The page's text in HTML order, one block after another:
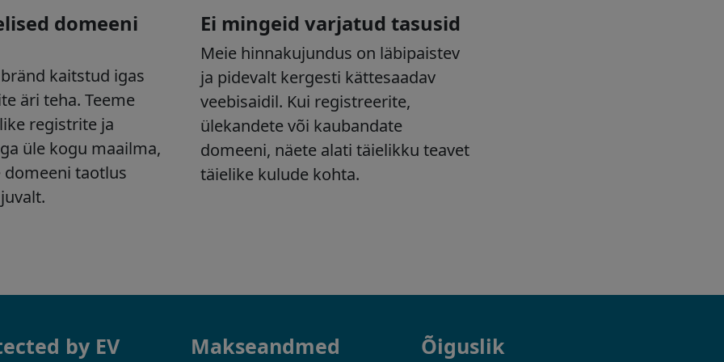
by EV
Makseandmed Õiguslik